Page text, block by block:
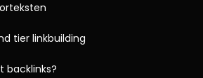
tier linkbuilding
backlinks?